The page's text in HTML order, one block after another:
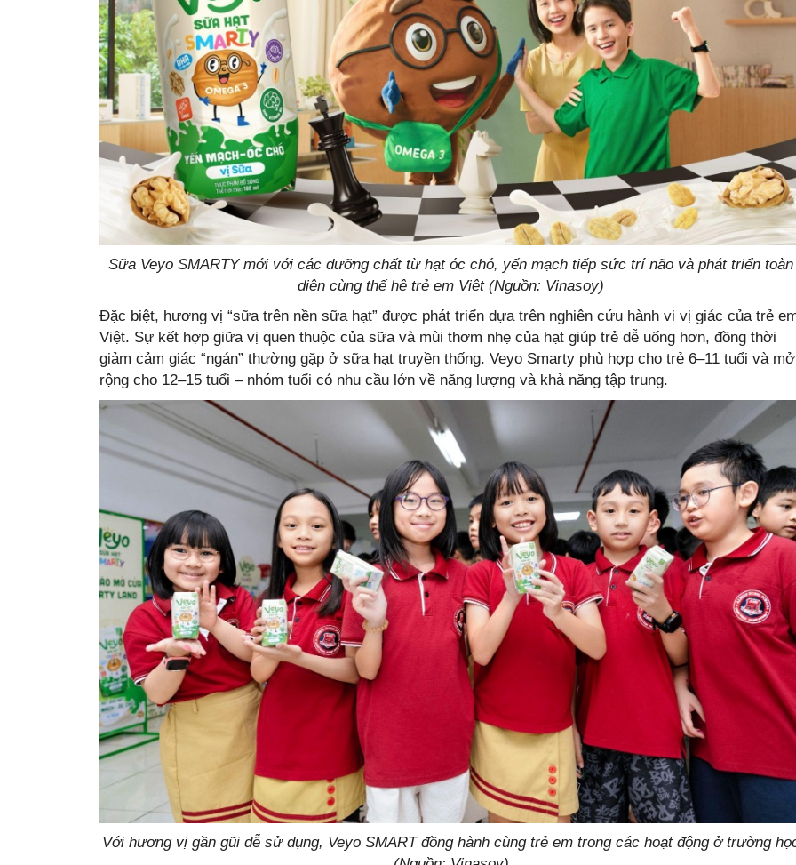
Sữa Veyo SMARTY mới với các dưỡng chất từ hạt óc chó, yến mạch tiếp sức trí não và phát triển toàn
diện cùng thế hệ trẻ em Việt (Nguồn: Vinasoy)
Đặc biệt, hương vị “sữa trên nền sữa hạt” được phát triển dựa trên nghiên cứu hành vi vị giác của trẻ
Việt. Sự kết hợp giữa vị quen thuộc của sữa và mùi thơm nhẹ của hạt giúp trẻ dễ uống hơn, đồng thời
giảm cảm giác “ngán” thường gặp ở sữa hạt truyền thống. Veyo Smarty phù hợp cho trẻ 6–11 tuổi và mở
rộng cho 12–15 tuổi – nhóm tuổi có nhu cầu lớn về năng lượng và khả năng tập trung.
Với hương vị gần gũi dễ sử dụng, Veyo SMART đồng hành cùng trẻ em trong các hoạt động ở trường